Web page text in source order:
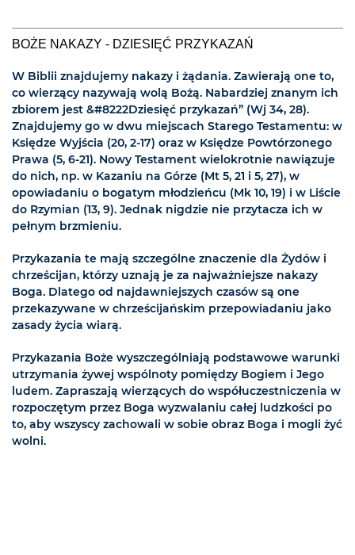
BOŻE NAKAZY - DZIESIĘĆ PRZYKAZAŃ
W Biblii znajdujemy nakazy i żądania. Zawierają one to,
co wierzący nazywają wolą Bożą. Nabardziej znanym ich
zbiorem jest &#8222Dziesięć przykazań” (Wj 34, 28).
Znajdujemy go w dwu miejscach Starego Testamentu: w
Księdze Wyjścia (20, 2-17) oraz w Księdze Powtórzonego
Prawa (5, 6-21). Nowy Testament wielokrotnie nawiązuje
do nich, np. w Kazaniu na Górze (Mt 5, 21 i 5, 27), w
opowiadaniu o bogatym młodzieńcu (Mk 10, 19) i w Liście
do Rzymian (13, 9). Jednak nigdzie nie przytacza ich w
pełnym brzmieniu.
Przykazania te mają szczególne znaczenie dla Żydów i
chrześcijan, którzy uznają je za najważniejsze nakazy
Boga. Dlatego od najdawniejszych czasów są one
przekazywane w chrześcijańskim przepowiadaniu jako
zasady życia wiarą.
Przykazania Boże wyszczególniają podstawowe warunki
utrzymania żywej wspólnoty pomiędzy Bogiem i Jego
ludem. Zapraszają wierzących do współuczestniczenia w
rozpoczętym przez Boga wyzwalaniu całej ludzkości po
to, aby wszyscy zachowali w sobie obraz Boga i mogli żyć
wolni.